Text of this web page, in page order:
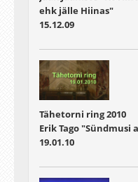
ehk jälle Hiinas"
15.12.09
Tähetorni ring 2010
Erik Tago "Sündmusi
19.01.10